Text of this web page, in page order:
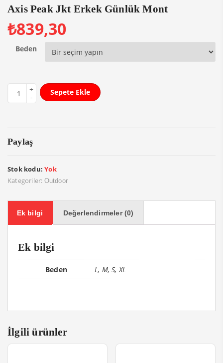
Axis Peak Jkt Erkek Günlük Mont
₺839,30
Beden
Sepete Ekle
Paylaş
Stok kodu:Yok
Kategoriler: Outdoor
Ek bilgi Değerlendirmeler (0)
Ek bilgi
Beden L, M, S, XL
İlgili ürünler